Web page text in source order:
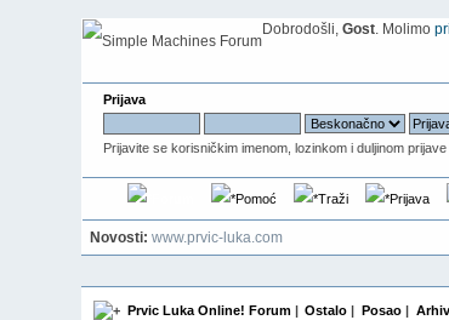
Dobrodošli,Gost. Molimo
Prijava
Prijavite se korisničkim imenom, lozinkom i duljinom prijave
Pomoć Traži Prijava
Novosti:www.prvic-luka.com
Prvic Luka Online! Forum| Ostalo | Posao |